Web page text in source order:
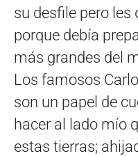
su desfile pero les
porque debía
más grandes del
Los famosos
son un papel de
hacer al lado mío
estas tierras;